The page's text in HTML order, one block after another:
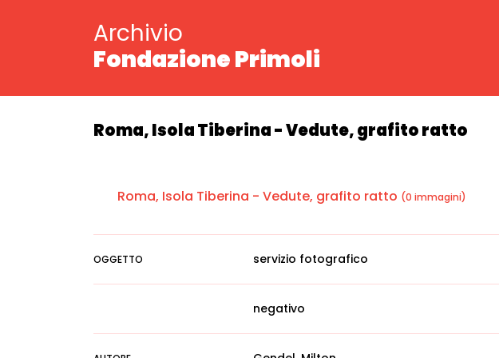
Archivio
Fondazione Primoli
Roma, Isola Tiberina - Vedute, grafito ratto
Roma, Isola Tiberina - Vedute, grafito ratto (0 immagini)
OGGETTO servizio fotografico
negativo